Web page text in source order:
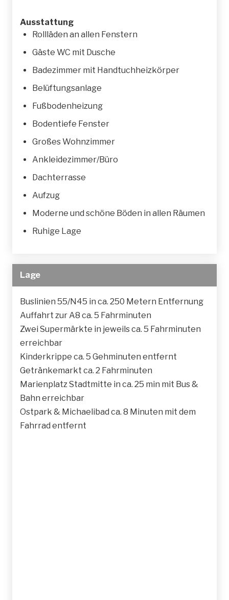
Ausstattung
Rollläden an allen Fenstern
Gäste WC mit Dusche
Badezimmer mit Handtuchheizkörper
Belüftungsanlage
Fußbodenheizung
Bodentiefe Fenster
Großes Wohnzimmer
Ankleidezimmer/Büro
Dachterrasse
Aufzug
Moderne und schöne Böden in allen Räumen
Ruhige Lage
Lage
Buslinien 55/N45 in ca. 250 Metern Entfernung
Auffahrt zur A8 ca. 5 Fahrminuten
Zwei Supermärkte in jeweils ca. 5 Fahrminuten
erreichbar
Kinderkrippe ca. 5 Gehminuten entfernt
Getränkemarkt ca. 2 Fahrminuten
Marienplatz Stadtmitte in ca. 25 min mit Bus &
Bahn erreichbar
Ostpark & Michaelibad ca. 8 Minuten mit dem
Fahrrad entfernt